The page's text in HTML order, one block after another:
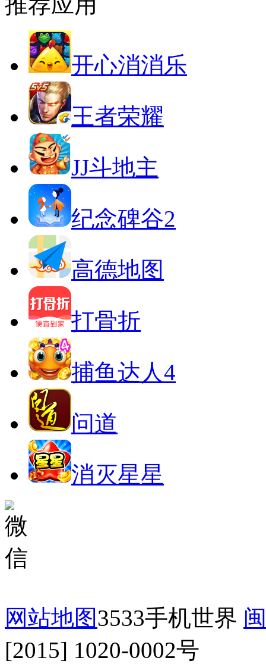
开心消消乐
王者荣耀
JJ斗地主
纪念碑谷2
高德地图
打骨折
捕鱼达人4
问道
消灭星星
网站地图3533手机世界
[2015] 1020-0002号